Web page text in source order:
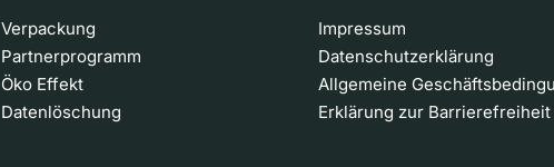
Verpackung
Partnerprogramm
Öko Effekt
Datenlöschung
Impressum
Datenschutzerklärung
Allgemeine
Erklärung zur Barrierefreiheit